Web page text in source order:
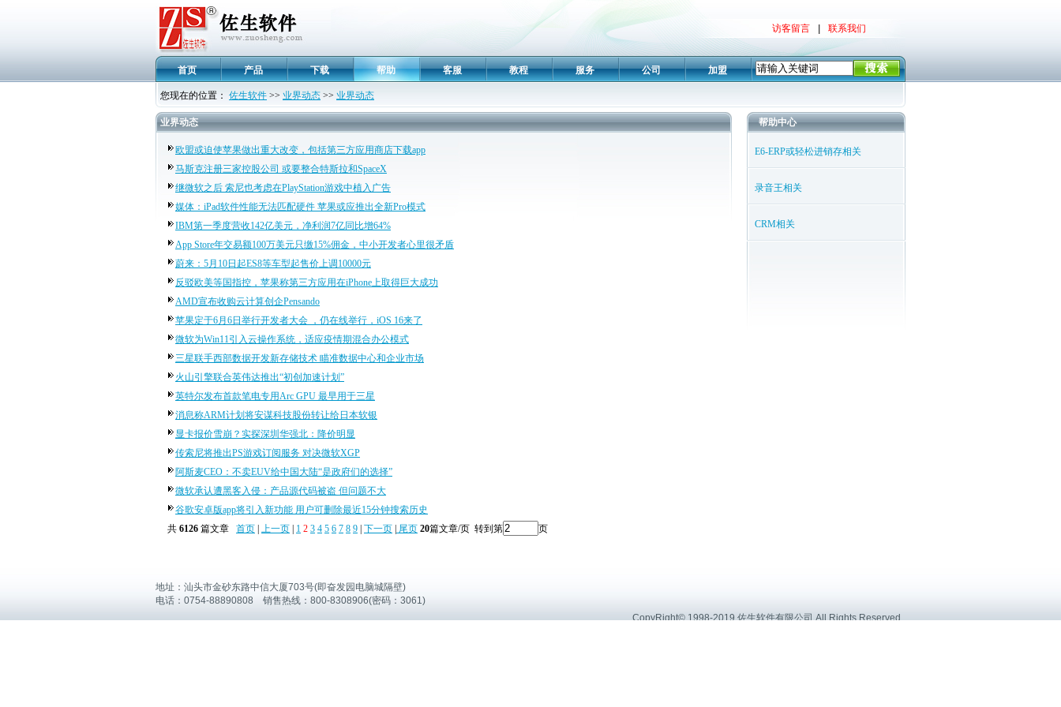
访客留言 联系我们
首页 产品 下载 帮助 客服 教程 服务 公司 加盟
您现在的位置： 佐生软件 >> 业界动态 >> 业界动态
业界动态
欧盟或迫使苹果做出重大改变，包括第三方应用商店下载app
马斯克注册三家控股公司 或要整合特斯拉和SpaceX
继微软之后 索尼也考虑在PlayStation游戏中植入广告
媒体：iPad软件性能无法匹配硬件 苹果或应推出全新Pro模式
IBM第一季度营收142亿美元，净利润7亿同比增64%
App Store年交易额100万美元只缴15%佣金，中小开发者心里很矛盾
蔚来：5月10日起ES8等车型起售价上调10000元
反驳欧美等国指控，苹果称第三方应用在iPhone上取得巨大成功
AMD宣布收购云计算创企Pensando
苹果定于6月6日举行开发者大会 ，仍在线举行，iOS 16来了
微软为Win11引入云操作系统，适应疫情期混合办公模式
三星联手西部数据开发新存储技术 瞄准数据中心和企业市场
火山引擎联合英伟达推出“初创加速计划”
英特尔发布首款笔电专用Arc GPU 最早用于三星
消息称ARM计划将安谋科技股份转让给日本软银
显卡报价雪崩？实探深圳华强北：降价明显
传索尼将推出PS游戏订阅服务 对决微软XGP
阿斯麦CEO：不卖EUV给中国大陆“是政府们的选择”
微软承认遭黑客入侵：产品源代码被盗 但问题不大
谷歌安卓版app将引入新功能 用户可删除最近15分钟搜索历史
共 6126 篇文章 首页 上一页 1 2 3 4 5 6 7 8 9 下一页 尾页 20篇文章/页 转到第 页
帮助中心
E6-ERP或轻松进销存相关
录音王相关
CRM相关
地址：汕头市金砂东路中信大厦703号(即奋发园电脑城隔壁)
电话：0754-88890808 销售热线：800-8308906(密码：3061)
CopyRight© 1998-2019 佐生软件有限公司 All Rights Reserved .